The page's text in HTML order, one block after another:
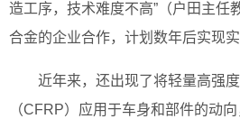
造工序，技术难度不高”（户田主任
合金的企业合作，计划数年后实现实
近年来，还出现了将轻量高强
（CFRP）应用于车身和部件的动